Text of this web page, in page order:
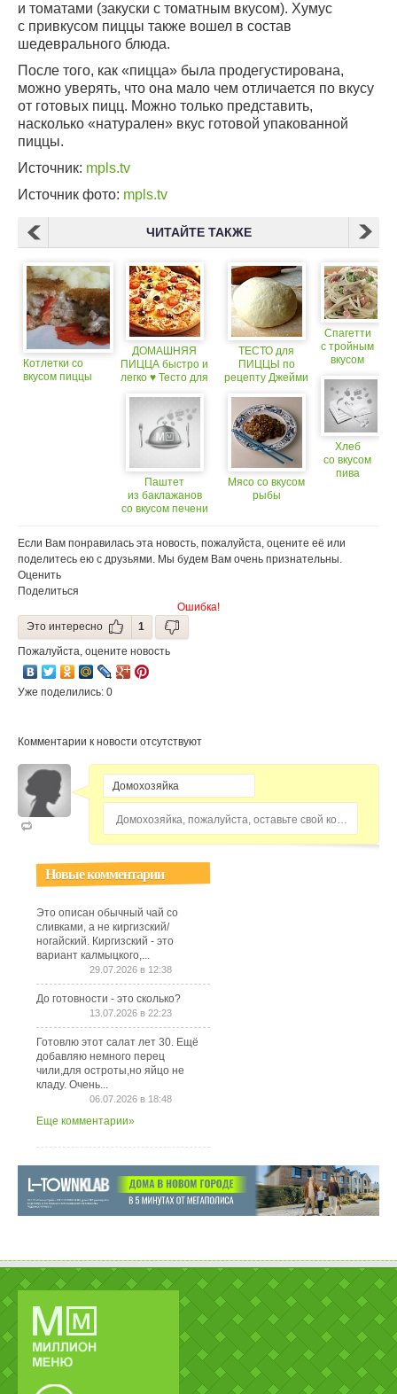
и томатами (закуски с томатным вкусом). Хумус
с привкусом пиццы также вошел в состав
шедеврального блюда.
После того, как «пицца» была продегустирована,
можно уверять, что она мало чем отличается по вкусу
от готовых пицц. Можно только представить,
насколько «натурален» вкус готовой упакованной
пиццы.
Источник: mpls.tv
Источник фото: mpls.tv
ЧИТАЙТЕ ТАКЖЕ
Котлетки со
вкусом пиццы
ДОМАШНЯЯ
ПИЦЦА быстро и
легко ♥ Тесто для
Паштет
из баклажанов
со вкусом печени
ТЕСТО для
ПИЦЦЫ по
рецепту Джейми
Идеальное Тесто
для Пиццы!
Мясо со вкусом
рыбы
Спагетти
с тройным
вкусом
Хлеб
со вкусом
пива
Если Вам понравилась эта новость, пожалуйста, оцените её или
поделитесь ею с друзьями. Мы будем Вам очень признательны.
Оценить
Поделиться
Ошибка!
Это интересно
1
Пожалуйста, оцените новость
Уже поделились: 0
Комментарии к новости отсутствуют
Домохозяйка, пожалуйста, оставьте свой комментарий...
Новые комментарии
Это описан обычный чай со
сливками, а не киргизский/
ногайский. Киргизский - это
вариант калмыцкого,...
29.07.2026 в 12:38
До готовности - это сколько?
13.07.2026 в 22:23
Готовлю этот салат лет 30. Ещё
добавляю немного перец
чили,для остроты,но яйцо не
кладу. Очень...
06.07.2026 в 18:48
Еще комментарии»